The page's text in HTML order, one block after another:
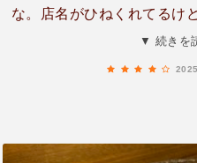
な。店名がひねくれてるけ
語らしい）お肉管理めちゃ
▼ 続きを